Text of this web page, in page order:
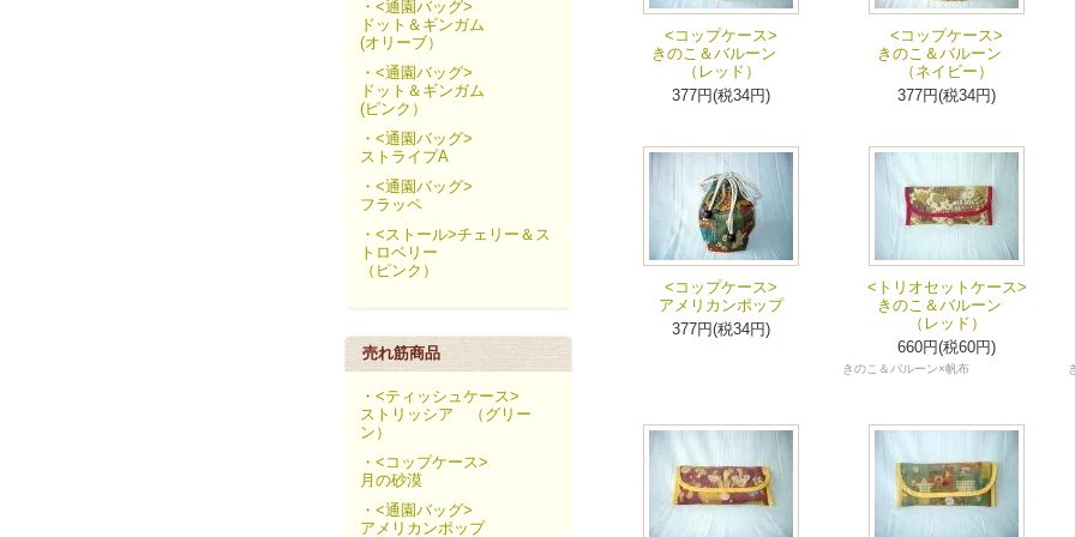
・<通園バッグ>
ドット＆ギンガム
(オリーブ）
・<通園バッグ>
ドット＆ギンガム
(ピンク）
・<通園バッグ>
ストライプA
・<通園バッグ>
フラッペ
・<ストール>チェリー＆ス
トロベリー
（ピンク）
売れ筋商品
・<ティッシュケース>
ストリッシア （グリー
ン）
・<コップケース>
月の砂漠
・<通園バッグ>
アメリカンポップ
<コップケース>
きのこ＆バルーン
（レッド）
377円(税34円)
<コップケース>
きのこ＆バルーン
（ネイビー）
377円(税34円)
<コップケース>
アメリカンポップ
377円(税34円)
<トリオセットケース>
きのこ＆バルーン
（レッド）
660円(税60円)
きのこ＆バルーン×帆布